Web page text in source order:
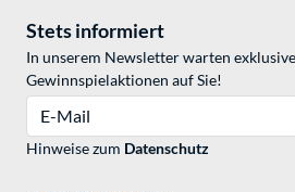
Stets informiert
In unserem Newsletter warten
Gewinnspielaktionen auf Sie!
Hinweise zum Datenschutz